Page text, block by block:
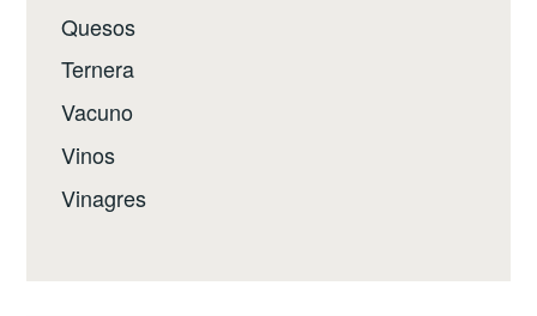
Quesos
Ternera
Vacuno
Vinos
Vinagres